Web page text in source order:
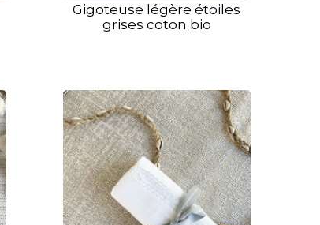
Gigoteuse légère étoiles
grises coton bio